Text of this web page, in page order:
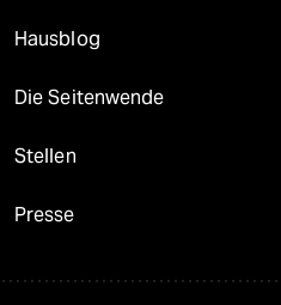
Hausblog
Die Seitenwende
Stellen
Presse